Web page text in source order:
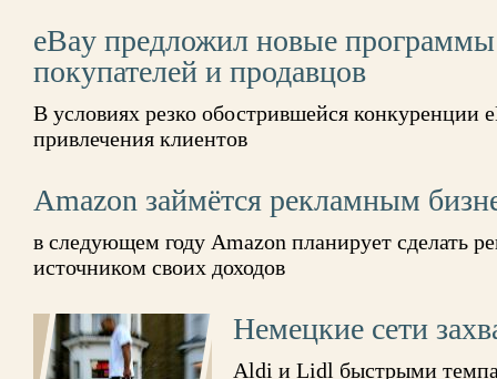
eBay предложил новые программы
покупателей и продавцов
В условиях резко обострившейся конкуренции
привлечения клиентов
Amazon займётся рекламным
в следующем году Amazon планирует сделать
источником своих доходов
Немецкие сети
Aldi и Lidl быстрыми